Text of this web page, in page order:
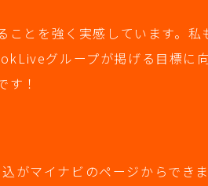
とを強く実感しています。私
グループが掲げる目標に
！
がマイナビのページからでき